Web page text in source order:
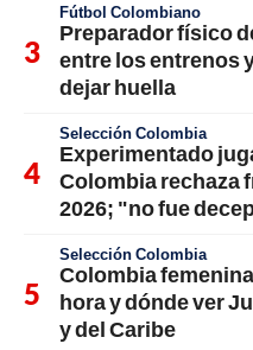
Fútbol Colombiano
Preparador físico
entre los entrenos
dejar huella
Selección Colombia
Experimentado
Colombia rechaza
2026; "no fue
Selección Colombia
Colombia
hora y dónde ver
y del Caribe